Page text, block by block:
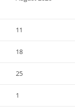
11
18
25
1